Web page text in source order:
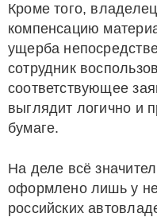
Кроме того,
компенсацию
ущерба
сотрудник
соответствующее
выглядит логично и
бумаге.
На деле всё
оформлено лишь у
российских